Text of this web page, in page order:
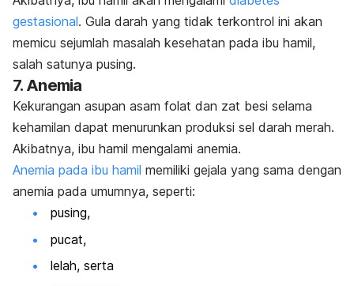
gestasional. Gula darah yang tidak terkontrol ini akan
memicu sejumlah masalah kesehatan pada ibu hamil,
salah satunya pusing.
7. Anemia
Kekurangan asupan asam folat dan zat besi selama
kehamilan dapat menurunkan produksi sel darah merah.
Akibatnya, ibu hamil mengalami anemia.
Anemia pada ibu hamil memiliki gejala yang sama dengan
anemia pada umumnya, seperti:
pusing,
pucat,
lelah, serta